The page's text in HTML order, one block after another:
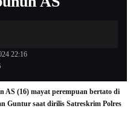
22:16
AS (16) mayat perempuan bertato di
Guntur saat dirilis Satreskrim Polres